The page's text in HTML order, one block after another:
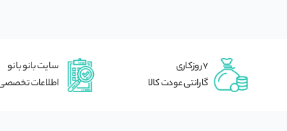
7 روزکاری
گارانتی عودت کالا
سایت بانو بانو
اطلاعات